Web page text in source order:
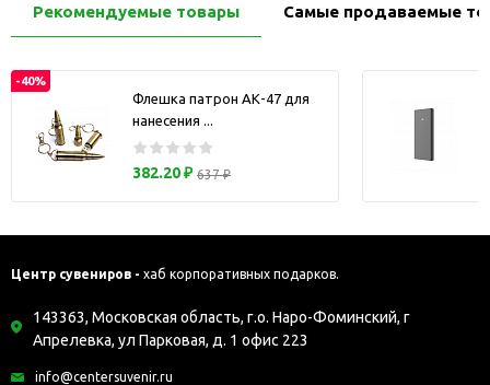
Рекомендуемые товары Самые продаваемые
-40%
Флешка патрон АК-47 для
нанесения ...
382.20 ₽ 637 ₽
Центр сувениров - хаб корпоративных подарков.
143363, Московская область, г.о. Наро-Фоминский, г
Апрелевка, ул Парковая, д. 1 офис 223
info@centersuvenir.ru